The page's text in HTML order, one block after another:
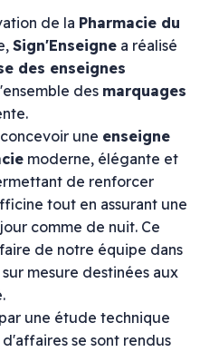
de la Pharmacie du
Sign'Enseigne a réalisé
des enseignes
des marquages
une enseigne
moderne, élégante et
de renforcer
tout en assurant une
comme de nuit. Ce
de notre équipe dans
mesure destinées aux
une étude technique
se sont rendus